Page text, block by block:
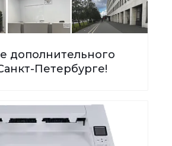
дополнительного
Петербурге!